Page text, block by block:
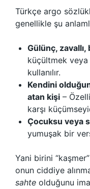
Türkçe argo
genellikle şu
Gülünç,
küçültmek veya
kullanılır.
Kendini
atan kişi –
karşı
Çocuksu veya
yumuşak bir
Yani birini
onun ciddiye
sahte olduğunu